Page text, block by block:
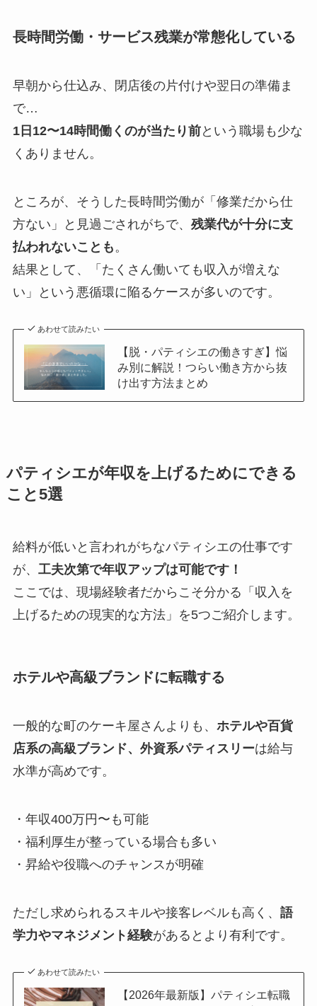
長時間労働・サービス残業が常態化している
早朝から仕込み、閉店後の片付けや翌日の準備ま
で…
1日12〜14時間働くのが当たり前という職場も少な
くありません。
ところが、そうした長時間労働が「修業だから仕
方ない」と見過ごされがちで、 残業代が十分に支
払われないことも 。
結果として、「たくさん働いても収入が増えな
い」という悪循環に陥るケースが多いのです。
あわせて読みたい
【脱・パティシエの働きすぎ】悩
み別に解説！つらい働き方から抜
け出す方法まとめ
パティシエが年収を上げるためにできる
こと5選
給料が低いと言われがちなパティシエの仕事です
が、 工夫次第で年収アップは可能です！
ここでは、現場経験者だからこそ分かる「収入を
上げるための現実的な方法」を5つご紹介します。
ホテルや高級ブランドに転職する
一般的な町のケーキ屋さんよりも、 ホテルや百貨
店系の高級ブランド、外資系パティスリーは給与
水準が高めです。
・年収400万円〜も可能
・福利厚生が整っている場合も多い
・昇給や役職へのチャンスが明確
ただし求められるスキルや接客レベルも高く、 語
学力やマネジメント経験があるとより有利です。
あわせて読みたい
【2026年最新版】パティシエ転職